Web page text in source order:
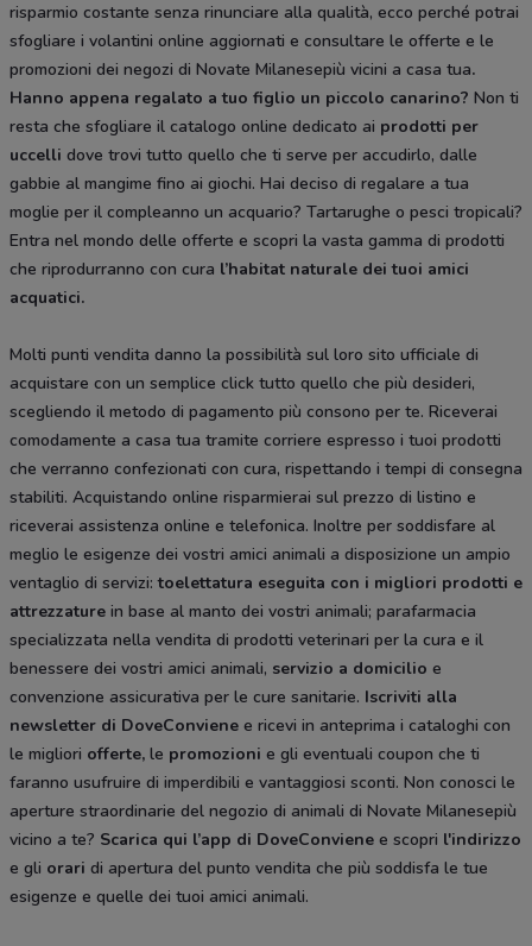
risparmio costante senza rinunciare alla qualità, ecco perché potrai
sfogliare i volantini online aggiornati e consultare le offerte e le
promozioni dei negozi di Novate Milanesepiù vicini a casa tua.
Hanno appena regalato a tuo figlio un piccolo canarino? Non ti
resta che sfogliare il catalogo online dedicato ai prodotti per
uccelli dove trovi tutto quello che ti serve per accudirlo, dalle
gabbie al mangime fino ai giochi. Hai deciso di regalare a tua
moglie per il compleanno un acquario? Tartarughe o pesci tropicali?
Entra nel mondo delle offerte e scopri la vasta gamma di prodotti
che riprodurranno con cura l’habitat naturale dei tuoi amici
acquatici.
Molti punti vendita danno la possibilità sul loro sito ufficiale di
acquistare con un semplice click tutto quello che più desideri,
scegliendo il metodo di pagamento più consono per te. Riceverai
comodamente a casa tua tramite corriere espresso i tuoi prodotti
che verranno confezionati con cura, rispettando i tempi di consegna
stabiliti. Acquistando online risparmierai sul prezzo di listino e
riceverai assistenza online e telefonica. Inoltre per soddisfare al
meglio le esigenze dei vostri amici animali a disposizione un ampio
ventaglio di servizi:toelettatura eseguita con i migliori prodotti e
attrezzature in base al manto dei vostri animali; parafarmacia
specializzata nella vendita di prodotti veterinari per la cura e il
benessere dei vostri amici animali, servizio a domicilio e
convenzione assicurativa per le cure sanitarie. Iscriviti alla
newsletter di DoveConviene e ricevi in anteprima i cataloghi con
le migliori offerte, le promozioni e gli eventuali coupon che ti
faranno usufruire di imperdibili e vantaggiosi sconti. Non conosci le
aperture straordinarie del negozio di animali di Novate Milanesepiù
vicino a te? Scarica qui l’app di DoveConviene e scopri l'indirizzo
e gli orari di apertura del punto vendita che più soddisfa le tue
esigenze e quelle dei tuoi amici animali.